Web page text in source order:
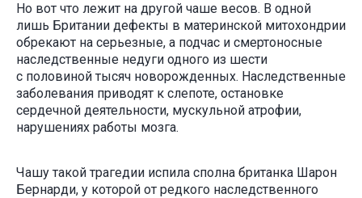
Но вот что лежит на другой чаше весов. В одной
лишь Британии дефекты в материнской митохондрии
обрекают на серьезные, а подчас и смертоносные
наследственные недуги одного из шести
с половиной тысяч новорожденных. Наследственные
заболевания приводят к слепоте, остановке
сердечной деятельности, мускульной атрофии,
нарушениях работы мозга.
Чашу такой трагедии испила сполна британка Шарон
Бернарди, у которой от редкого наследственного